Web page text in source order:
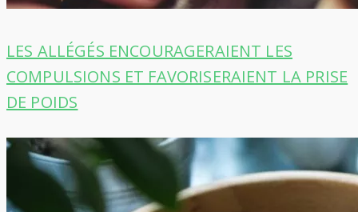
LES ALLÉGÉS ENCOURAGERAIENT LES
COMPULSIONS ET FAVORISERAIENT LA PRISE
DE POIDS